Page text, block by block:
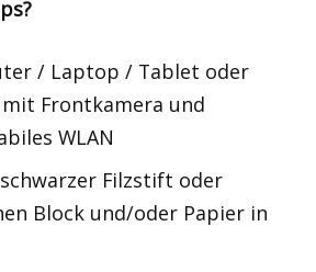
/ Laptop / Tablet oder
Frontkamera und
WLAN
Filzstift oder
Block und/oder Papier in